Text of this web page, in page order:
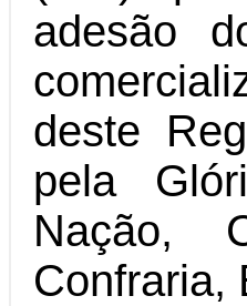
adesão
deste
pela
Nação,
Confraria,